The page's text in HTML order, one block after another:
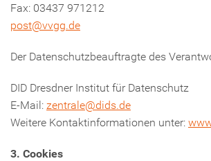
Fax: 03437 971212
post@vvgg.de
Der Datenschutzbeauftragte des
DID Dresdner Institut für Datenschutz
E-Mail: zentrale@dids.de
Weitere Kontaktinformationen unter:
3. Cookies